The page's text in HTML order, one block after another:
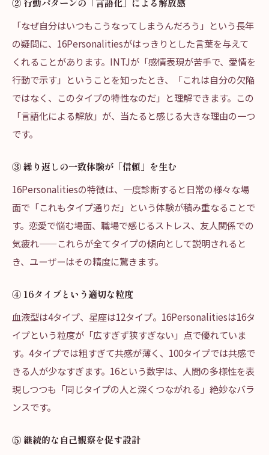
「なぜ自分はいつもこうなってしまうんだろう」という長年
の疑問に、16Personalitiesがはっきりとした言葉を与えて
くれることがあります。INTJが「感情表現が苦手で、愛情を
行動で示す」ということを知ったとき、「これは自分の欠陥
ではなく、このタイプの特性なのだ」と理解できます。この
「言語化による解放」が、当たると感じる大きな理由の一つ
です。
③ 繰り返しの一致体験が「信頼」を生む
16Personalitiesの特徴は、一度診断すると日常の様々な場
面で「これもタイプ通りだ」という体験が積み重なることで
す。恋愛で悩む場面、職場で感じるストレス、友人関係での
気疲れ——これらが全てタイプの傾向として説明されると
き、ユーザーはその精度に驚きます。
④ 16タイプという適切な粒度
血液型は4タイプ、星座は12タイプ。16Personalitiesは16タ
イプという粒度が「広すぎず狭すぎない」点で優れていま
す。4タイプでは粗すぎて共感が薄く、100タイプでは共感で
きる人が少なすぎます。16という数字は、人間の多様性を表
現しつつも「同じタイプの人と深くつながれる」絶妙なバラ
ンスです。
⑤ 継続的な自己観察を促す設計